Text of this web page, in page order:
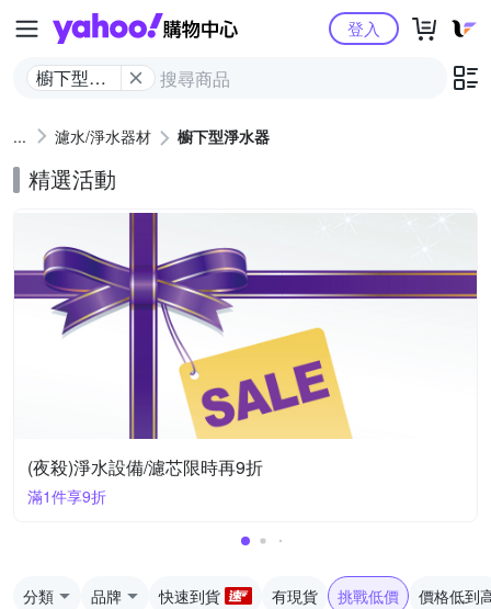
Yahoo購物中心
櫥下型淨
登入
濾水/淨水器材 櫥下型淨水器
精選活動
(夜殺)淨水設備/濾芯限時再9折
滿1件享9折
分類 品牌 快速到貨 有現貨 挑戰低價 價格低到